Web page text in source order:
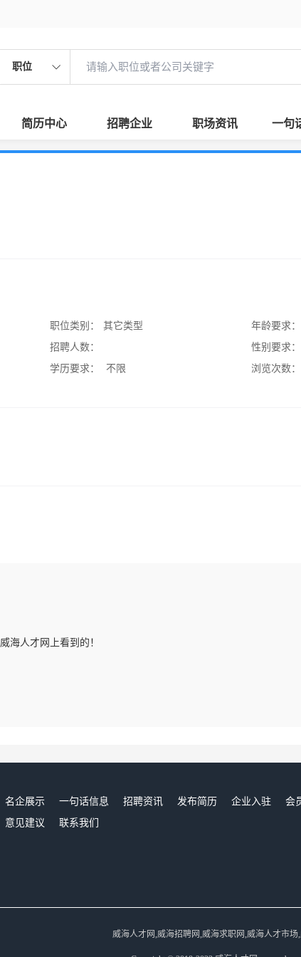
职位
简历中心 招聘企业 职场资讯 一句
职位类别：
其它类型
招聘人数：
学历要求：
不限
年龄要求：
性别要求：
浏览次数：
海人才网上看到的！
名企展示 一句话信息 招聘资讯 发布简历 企业入驻 会
意见建议 联系我们
威海人才网,威海招聘网,威海求职网,威海人才市